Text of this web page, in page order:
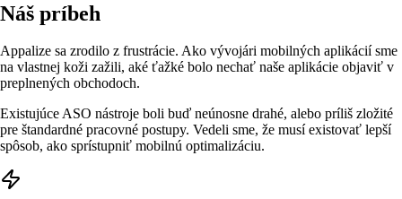
Náš príbeh
Appalize sa zrodilo z frustrácie. Ako vývojári mobilných aplikácií sme
na vlastnej koži zažili, aké ťažké bolo nechať naše aplikácie objaviť v
preplnených obchodoch.
Existujúce ASO nástroje boli buď neúnosne drahé, alebo príliš zložité
pre štandardné pracovné postupy. Vedeli sme, že musí existovať lepší
spôsob, ako sprístupniť mobilnú optimalizáciu.